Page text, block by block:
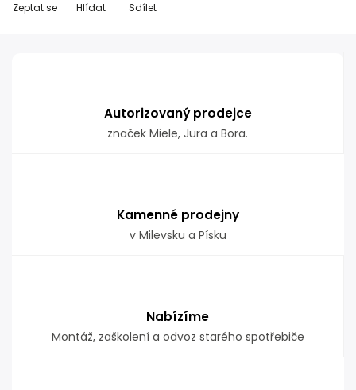
Zeptat se Hlídat Sdílet
Autorizovaný prodejce
značek Miele, Jura a Bora.
Kamenné prodejny
v Milevsku a Písku
Nabízíme
Montáž, zaškolení a odvoz starého spotřebiče